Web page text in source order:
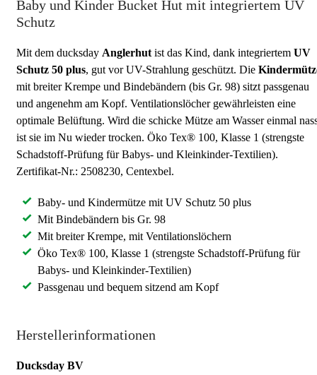
Baby und Kinder Bucket Hut mit integriertem UV
Schutz
Mit dem ducksday Anglerhut ist das Kind, dank integriertem UV
Schutz 50 plus, gut vor UV-Strahlung geschützt. Die
mit breiter Krempe und Bindebändern (bis Gr. 98) sitzt passgenau
und angenehm am Kopf. Ventilationslöcher gewährleisten eine
optimale Belüftung. Wird die schicke Mütze am Wasser einmal
ist sie im Nu wieder trocken. Öko Tex® 100, Klasse 1 (strengste
Schadstoff-Prüfung für Babys- und Kleinkinder-Textilien).
Zertifikat-Nr.: 2508230, Centexbel.
Baby- und Kindermütze mit UV Schutz 50 plus
Mit Bindebändern bis Gr. 98
Mit breiter Krempe, mit Ventilationslöchern
Öko Tex® 100, Klasse 1 (strengste Schadstoff-Prüfung für
Babys- und Kleinkinder-Textilien)
Passgenau und bequem sitzend am Kopf
Herstellerinformationen
Ducksday BV